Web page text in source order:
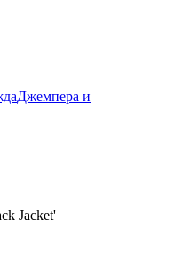
Джемпера и
Jacket'